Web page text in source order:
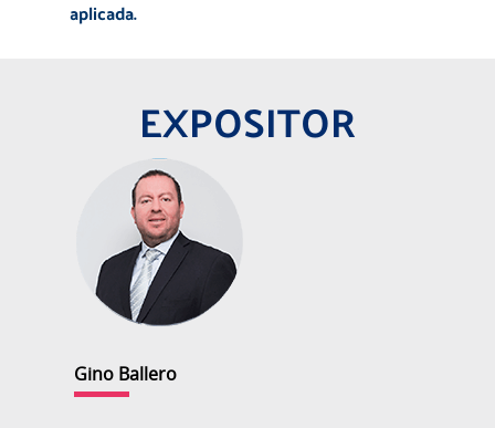
aplicada.
EXPOSITOR
Gino Ballero